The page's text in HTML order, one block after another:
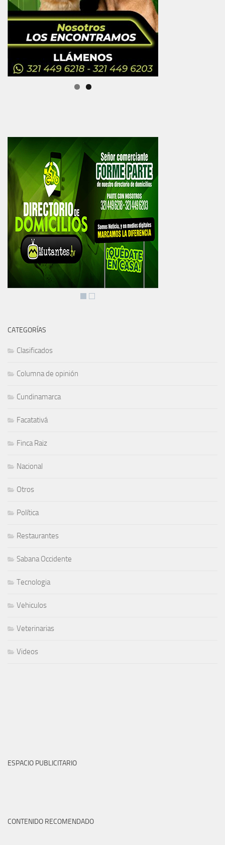
CATEGORÍAS
Clasificados
Columna de opinión
Cundinamarca
Facatativá
Finca Raiz
Nacional
Otros
Política
Restaurantes
Sabana Occidente
Tecnologia
Vehiculos
Veterinarias
Videos
ESPACIO PUBLICITARIO
CONTENIDO RECOMENDADO